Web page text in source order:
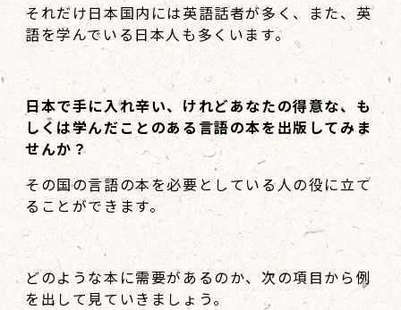
それだけ日本国内には英語話者が多く、また、英
語を学んでいる日本人も多くいます。
日本で手に入れ辛い、けれどあなたの得意な、も
しくは学んだことのある言語の本を出版してみま
せんか？
その国の言語の本を必要としている人の役に立て
ることができます。
どのような本に需要があるのか、次の項目から例
を出して見ていきましょう。